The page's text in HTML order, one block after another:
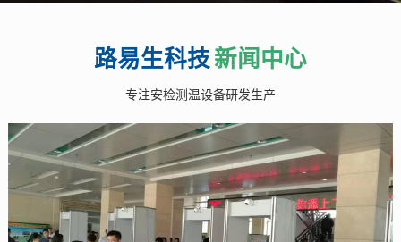
路易生科技新闻中心
专注安检测温设备研发生产